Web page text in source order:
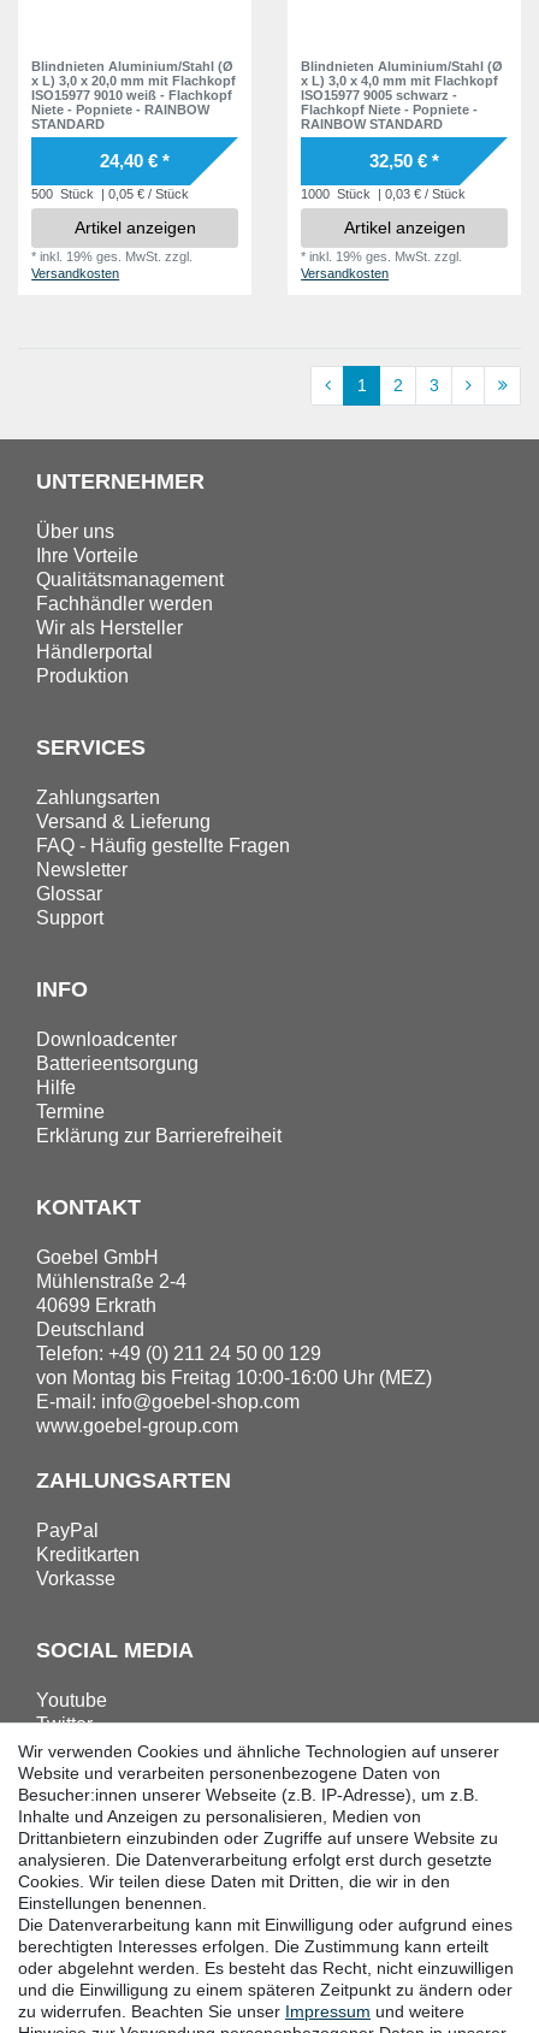
Blindnieten Aluminium/Stahl (Ø
x L) 3,0 x 20,0 mm mit Flachkopf
ISO15977 9010 weiß - Flachkopf
Niete - Popniete - RAINBOW
STANDARD
24,40 € *
500 Stück | 0,05 € / Stück
Artikel anzeigen
*inkl. 19% ges. MwSt. zzgl.
Versandkosten
Blindnieten Aluminium/Stahl (Ø
x L) 3,0 x 4,0 mm mit Flachkopf
ISO15977 9005 schwarz -
Flachkopf Niete - Popniete -
RAINBOW STANDARD
32,50 € *
1000 Stück | 0,03 € / Stück
Artikel anzeigen
*inkl. 19% ges. MwSt. zzgl.
Versandkosten
1 2 3
UNTERNEHMER
Über uns
Ihre Vorteile
Qualitätsmanagement
Fachhändler werden
Wir als Hersteller
Händlerportal
Produktion
SERVICES
Zahlungsarten
Versand & Lieferung
FAQ - Häufig gestellte Fragen
Newsletter
Glossar
Support
INFO
Downloadcenter
Batterieentsorgung
Hilfe
Termine
Erklärung zur Barrierefreiheit
KONTAKT
Goebel GmbH
Mühlenstraße 2-4
40699 Erkrath
Deutschland
Telefon: +49 (0) 211 24 50 00 129
von Montag bis Freitag 10:00-16:00 Uhr (MEZ)
E-mail: info@goebel-shop.com
www.goebel-group.com
ZAHLUNGSARTEN
PayPal
Kreditkarten
Vorkasse
SOCIAL MEDIA
Youtube
Twitter
Linkedin
Facebook
Instagram
DOWNLOADS
Kataloge
Technik
Zertifikate
Studien
Promotion
Wir verwenden Cookies und ähnliche Technologien auf unserer
Website und verarbeiten personenbezogene Daten von
Besucher:innen unserer Webseite (z.B. IP-Adresse), um z.B.
Inhalte und Anzeigen zu personalisieren, Medien von
Drittanbietern einzubinden oder Zugriffe auf unsere Website zu
analysieren. Die Datenverarbeitung erfolgt erst durch gesetzte
Cookies. Wir teilen diese Daten mit Dritten, die wir in den
Einstellungen benennen.
Die Datenverarbeitung kann mit Einwilligung oder aufgrund eines
berechtigten Interesses erfolgen. Die Zustimmung kann erteilt
oder abgelehnt werden. Es besteht das Recht, nicht einzuwilligen
und die Einwilligung zu einem späteren Zeitpunkt zu ändern oder
zu widerrufen. Beachten Sie unser Impressum und weitere